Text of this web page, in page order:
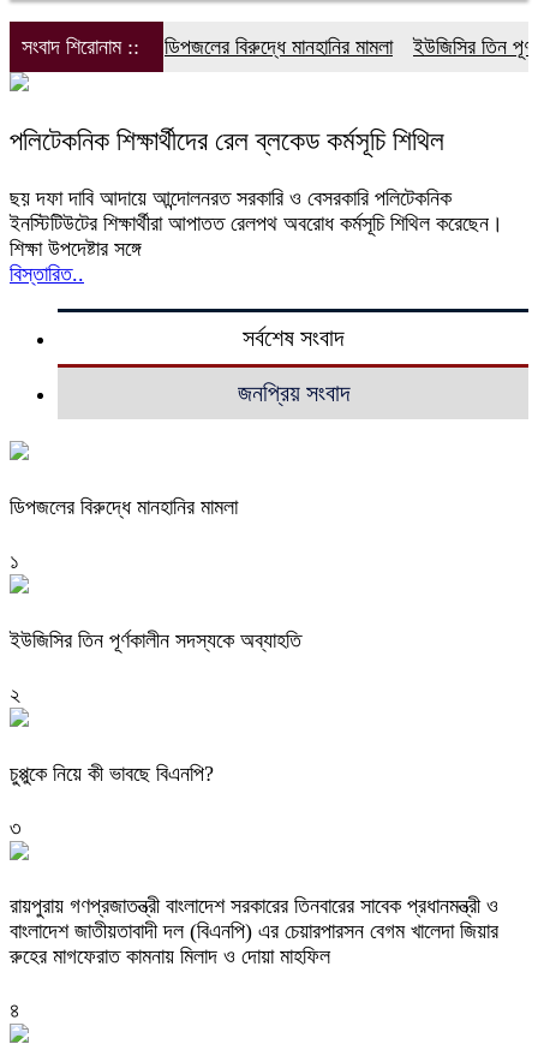
সংবাদ শিরোনাম :: ডিপজলের বিরুদ্ধে মানহানির মামলা ইউজিসির তিন
পলিটেকনিক শিক্ষার্থীদের রেল ব্লকেড কর্মসূচি শিথিল
ছয় দফা দাবি আদায়ে আন্দোলনরত সরকারি ও বেসরকারি পলিটেকনিক
ইনস্টিটিউটের শিক্ষার্থীরা আপাতত রেলপথ অবরোধ কর্মসূচি শিথিল করেছেন।
শিক্ষা উপদেষ্টার সঙ্গে
বিস্তারিত..
সর্বশেষ সংবাদ
জনপ্রিয় সংবাদ
ডিপজলের বিরুদ্ধে মানহানির মামলা
১
ইউজিসির তিন পূর্ণকালীন সদস্যকে অব্যাহতি
২
চুপ্পুকে নিয়ে কী ভাবছে বিএনপি?
৩
রায়পুরায় গণপ্রজাতন্ত্রী বাংলাদেশ সরকারের তিনবারের সাবেক প্রধানমন্ত্রী ও
বাংলাদেশ জাতীয়তাবাদী দল (বিএনপি) এর চেয়ারপারসন বেগম খালেদা জিয়ার
রুহের মাগফেরাত কামনায় মিলাদ ও দোয়া মাহফিল
৪